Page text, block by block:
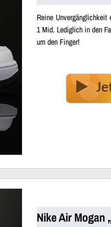
Reine
1 Mid. Lediglich in den
um den Finger!
Nike Air Mogan